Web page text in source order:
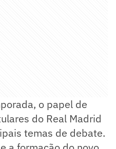
o papel de
do Real Madrid
temas de debate.